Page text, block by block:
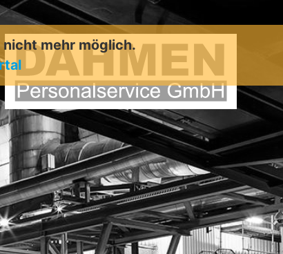
mehr möglich.